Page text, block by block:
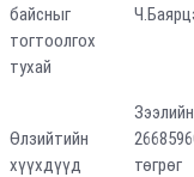
байсныг
тогтоолгох
тухай
Өлзийтийн
хүүхдүүд
Зээлийн
төгрөг